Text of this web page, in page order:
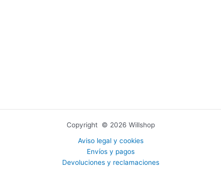
Copyright © 2026 Willshop
Aviso legal y cookies
Envíos y pagos
Devoluciones y reclamaciones